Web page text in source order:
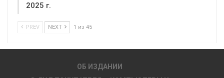
2025 г.
PREV NEXT 1 из 45
ОБ ИЗДАНИИ